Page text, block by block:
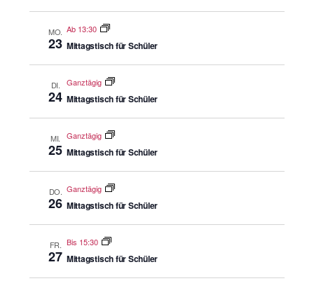
MO.
23
Ab 13:30
Mittagstisch für Schüler
DI.
24
Ganztägig
Mittagstisch für Schüler
MI.
25
Ganztägig
Mittagstisch für Schüler
DO.
26
Ganztägig
Mittagstisch für Schüler
FR.
27
Bis 15:30
Mittagstisch für Schüler